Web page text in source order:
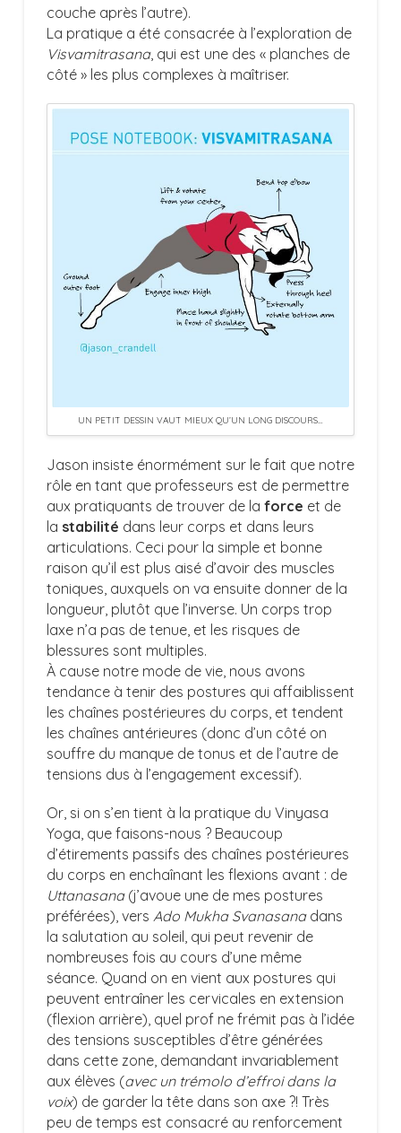
couche après l’autre).
La pratique a été consacrée à l’exploration de
Visvamitrasana, qui est une des « planches de
côté » les plus complexes à maîtriser.
UN PETIT DESSIN VAUT MIEUX QU’UN LONG DISCOURS…
Jason insiste énormément sur le fait que notre
rôle en tant que professeurs est de permettre
aux pratiquants de trouver de la force et de
la stabilité dans leur corps et dans leurs
articulations. Ceci pour la simple et bonne
raison qu’il est plus aisé d’avoir des muscles
toniques, auxquels on va ensuite donner de la
longueur, plutôt que l’inverse. Un corps trop
laxe n’a pas de tenue, et les risques de
blessures sont multiples.
À cause notre mode de vie, nous avons
tendance à tenir des postures qui affaiblissent
les chaînes postérieures du corps, et tendent
les chaînes antérieures (donc d’un côté on
souffre du manque de tonus et de l’autre de
tensions dus à l’engagement excessif).
Or, si on s’en tient à la pratique du Vinyasa
Yoga, que faisons-nous ? Beaucoup
d’étirements passifs des chaînes postérieures
du corps en enchaînant les flexions avant : de
Uttanasana(j’avoue une de mes postures
préférées), vers Ado Mukha Svanasana dans
la salutation au soleil, qui peut revenir de
nombreuses fois au cours d’une même
séance. Quand on en vient aux postures qui
peuvent entraîner les cervicales en extension
(flexion arrière), quel prof ne frémit pas à l’idée
des tensions susceptibles d’être générées
dans cette zone, demandant invariablement
aux élèves (avec un trémolo d’effroi dans la
voix) de garder la tête dans son axe ?! Très
peu de temps est consacré au renforcement